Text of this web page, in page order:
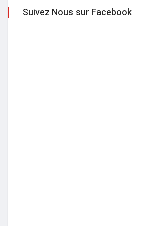
Suivez Nous sur Facebook